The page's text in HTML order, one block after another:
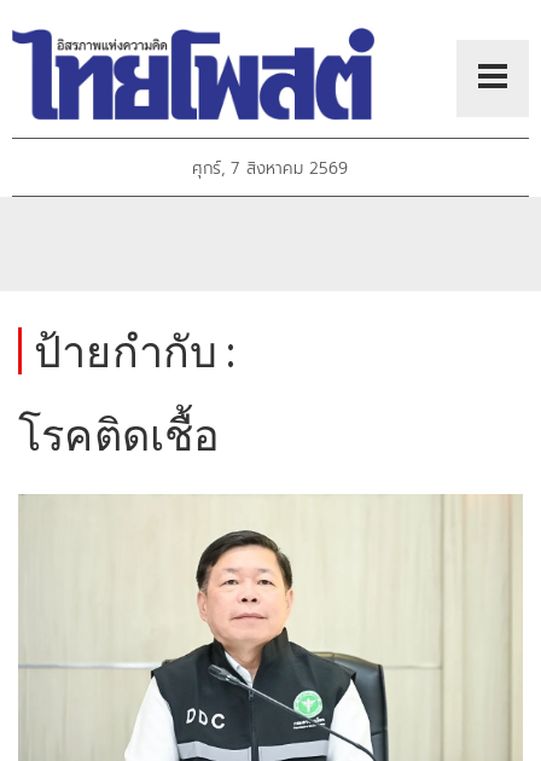
ศุกร์, 7 สิงหาคม 2569
ป้ายกำกับ :
โรคติดเชื้อ